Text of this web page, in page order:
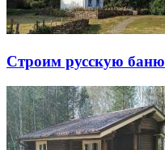
Строим русскую баню